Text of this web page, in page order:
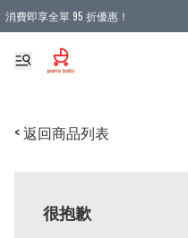
消費即享全單 95 折優惠！
購物滿 HKD 900.00即享免運費優惠！
< 返回商品列表
很抱歉